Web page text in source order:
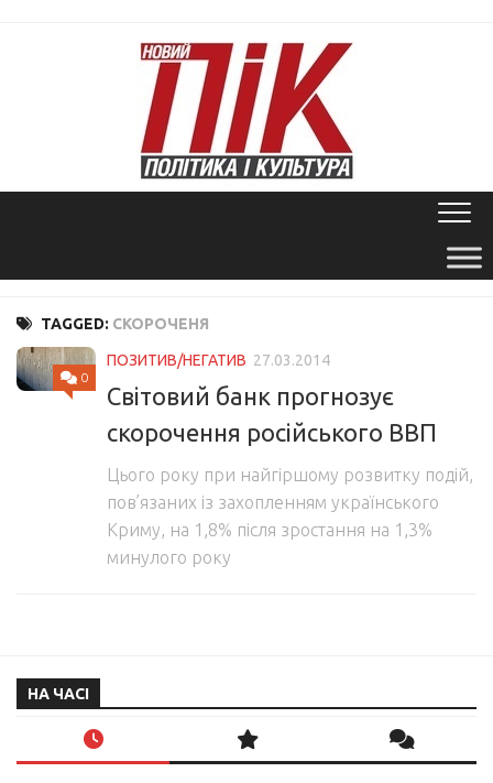
TAGGED: СКОРОЧЕНЯ
0
ПОЗИТИВ/НЕГАТИВ 27.03.2014
Світовий банк прогнозує
скорочення російського ВВП
Цього року при найгіршому розвитку подій,
пов’язаних із захопленням українського
Криму, на 1,8% після зростання на 1,3%
минулого року
НА ЧАСІ